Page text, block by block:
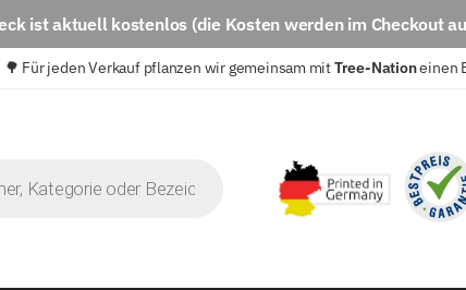
ist aktuell kostenlos (die Kosten werden im Checkout
🌳 Für jeden Verkauf pflanzen wir gemeinsam mitTree-Nationeinen